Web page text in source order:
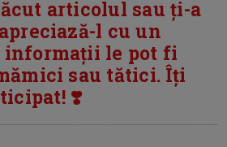
articolul sau ți-a
l cu un
informații le pot fi
sau tătici. Îți
❣️